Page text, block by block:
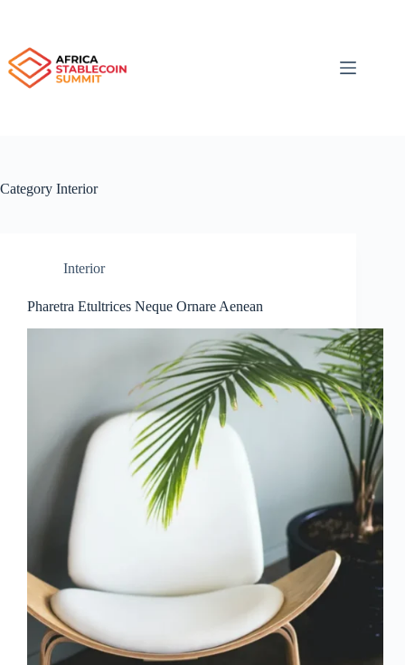
Category Interior
Interior
Pharetra Etultrices Neque Ornare Aenean